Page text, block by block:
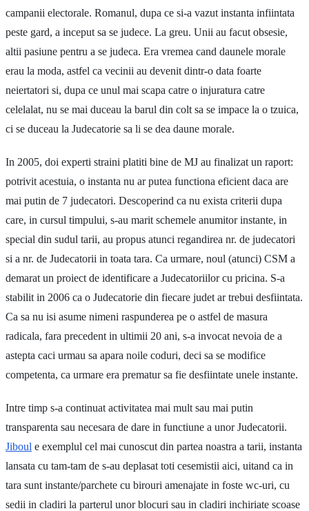
campanii electorale. Romanul, dupa ce si-a vazut instanta infiintata
peste gard, a inceput sa se judece. La greu. Unii au facut obsesie,
altii pasiune pentru a se judeca. Era vremea cand daunele morale
erau la moda, astfel ca vecinii au devenit dintr-o data foarte
neiertatori si, dupa ce unul mai scapa catre o injuratura catre
celelalat, nu se mai duceau la barul din colt sa se impace la o tzuica,
ci se duceau la Judecatorie sa li se dea daune morale.
In 2005, doi experti straini platiti bine de MJ au finalizat un raport:
potrivit acestuia, o instanta nu ar putea functiona eficient daca are
mai putin de 7 judecatori. Descoperind ca nu exista criterii dupa
care, in cursul timpului, s-au marit schemele anumitor instante, in
special din sudul tarii, au propus atunci regandirea nr. de judecatori
si a nr. de Judecatorii in toata tara. Ca urmare, noul (atunci) CSM a
demarat un proiect de identificare a Judecatoriilor cu pricina. S-a
stabilit in 2006 ca o Judecatorie din fiecare judet ar trebui desfiintata.
Ca sa nu isi asume nimeni raspunderea pe o astfel de masura
radicala, fara precedent in ultimii 20 ani, s-a invocat nevoia de a
astepta caci urmau sa apara noile coduri, deci sa se modifice
competenta, ca urmare era prematur sa fie desfiintate unele instante.
Intre timp s-a continuat activitatea mai mult sau mai putin
transparenta sau necesara de dare in functiune a unor Judecatorii.
Jiboul e exemplul cel mai cunoscut din partea noastra a tarii, instanta
lansata cu tam-tam de s-au deplasat toti cesemistii aici, uitand ca in
tara sunt instante/parchete cu birouri amenajate in foste wc-uri, cu
sedii in cladiri la parterul unor blocuri sau in cladiri inchiriate scoase